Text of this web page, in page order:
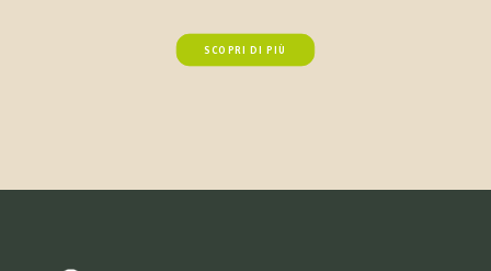
SCOPRI DI PIÙ